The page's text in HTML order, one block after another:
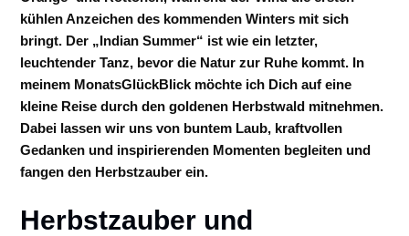
kühlen Anzeichen des kommenden Winters mit sich
bringt. Der „Indian Summer“ ist wie ein letzter,
leuchtender Tanz, bevor die Natur zur Ruhe kommt. In
meinem MonatsGlückBlick möchte ich Dich auf eine
kleine Reise durch den goldenen Herbstwald mitnehmen.
Dabei lassen wir uns von buntem Laub, kraftvollen
Gedanken und inspirierenden Momenten begleiten und
fangen den Herbstzauber ein.
Herbstzauber und